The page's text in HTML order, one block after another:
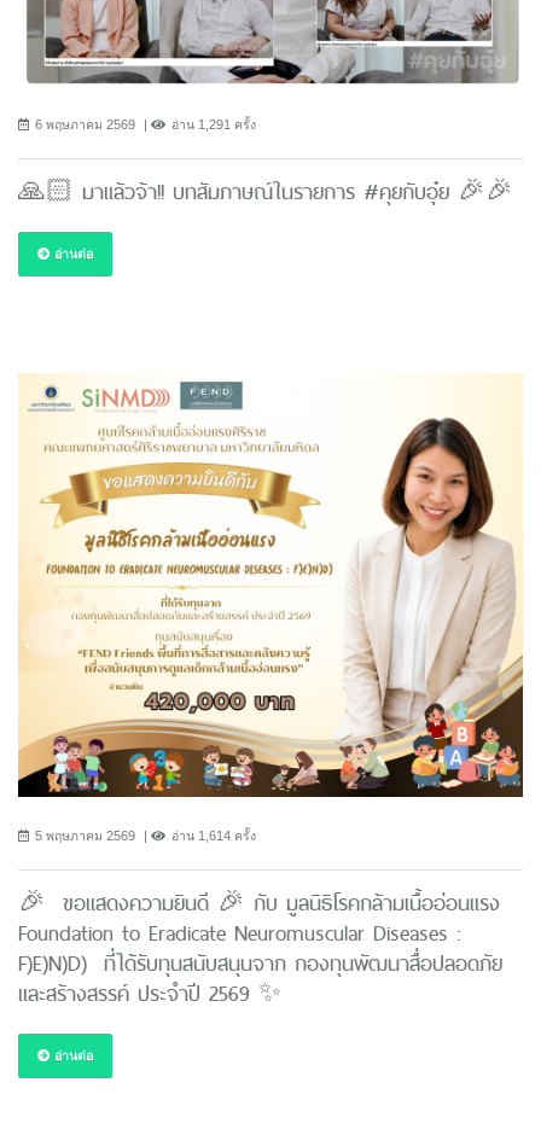
6 พฤษภาคม 2569 อ่าน 1,291 ครั้ง
🙏🏻 มาแล้วจ้า!! บทสัมภาษณ์ในรายการ #คุยกับอุ๋ย 🎉🎉
อ่านต่อ
5 พฤษภาคม 2569 อ่าน 1,614 ครั้ง
🎉 ขอแสดงความยินดี 🎉 กับ มูลนิธิโรคกล้ามเนื้ออ่อนแรง
Foundation to Eradicate Neuromuscular Diseases :
F)E)N)D) ที่ได้รับทุนสนับสนุนจาก กองทุนพัฒนาสื่อปลอดภัย
และสร้างสรรค์ ประจำปี 2569 ✨
อ่านต่อ